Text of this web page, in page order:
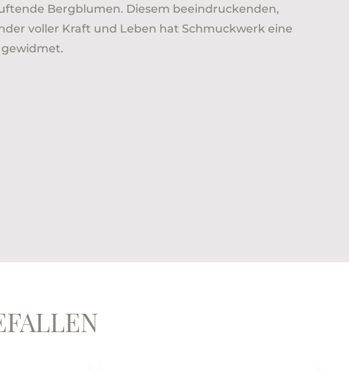
Bergblumen. Diesem beeindruckenden,
voller Kraft und Leben hat Schmuckwerk eine